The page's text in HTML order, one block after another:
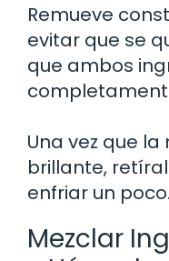
Remueve
evitar que se
que ambos
Una vez que
brillante,
enfriar un poco.
Mezclar